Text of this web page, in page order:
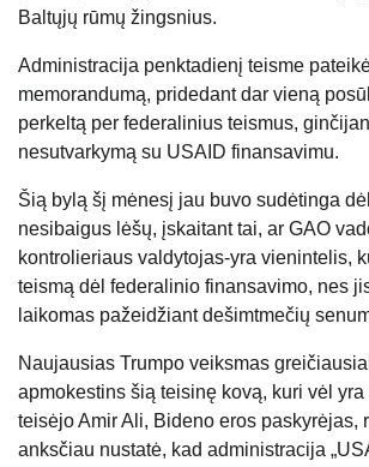
Baltųjų rūmų žingsnius.
Administracija penktadienį teisme
memorandumą, pridedant dar vieną
perkeltą per federalinius teismus,
nesutvarkymą su USAID finansavimu.
Šią bylą šį mėnesį jau buvo sudėtinga
nesibaigus lėšų, įskaitant tai, ar GAO
kontrolieriaus valdytojas-yra vienintelis,
teismą dėl federalinio finansavimo, nes
laikomas pažeidžiant dešimtmečių
Naujausias Trumpo veiksmas
apmokestins šią teisinę kovą, kuri vėl
teisėjo Amir Ali, Bideno eros paskyrėjas,
anksčiau nustatė, kad administracija